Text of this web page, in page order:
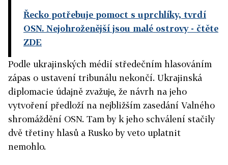
Řecko potřebuje pomoct s uprchlíky, tvrdí
OSN. Nejohroženější jsou malé ostrovy- čtěte
ZDE
Podle ukrajinských médií středečním hlasováním
zápas o ustavení tribunálu nekončí. Ukrajinská
diplomacie údajně zvažuje, že návrh na jeho
vytvoření předloží na nejbližším zasedání Valného
shromáždění OSN. Tam by k jeho schválení stačily
dvě třetiny hlasů a Rusko by veto uplatnit
nemohlo.